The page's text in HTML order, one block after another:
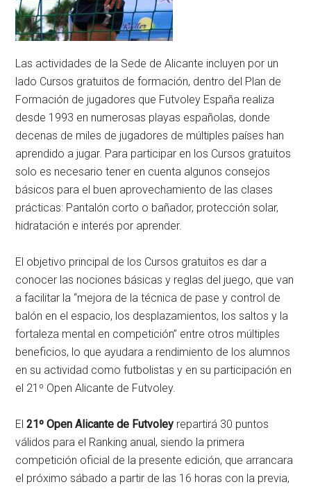
Las actividades de la Sede de Alicante incluyen por un
lado Cursos gratuitos de formación, dentro del Plan de
Formación de jugadores que Futvoley España realiza
desde 1993 en numerosas playas españolas, donde
decenas de miles de jugadores de múltiples países han
aprendido a jugar. Para participar en los Cursos gratuitos
solo es necesario tener en cuenta algunos consejos
básicos para el buen aprovechamiento de las clases
prácticas: Pantalón corto o bañador, protección solar,
hidratación e interés por aprender.
El objetivo principal de los Cursos gratuitos es dar a
conocer las nociones básicas y reglas del juego, que van
a facilitar la “mejora de la técnica de pase y control de
balón en el espacio, los desplazamientos, los saltos y la
fortaleza mental en competición” entre otros múltiples
beneficios, lo que ayudara a rendimiento de los alumnos
en su actividad como futbolistas y en su participación en
el 21º Open Alicante de Futvoley.
El21º Open Alicante de Futvoley repartirá 30 puntos
válidos para el Ranking anual, siendo la primera
competición oficial de la presente edición, que arrancara
el próximo sábado a partir de las 16 horas con la previa,